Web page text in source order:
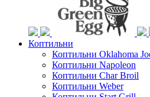
Коптильни
Коптильни Oklahoma
Коптильни Napoleon
Коптильни Char Broil
Коптильни Weber